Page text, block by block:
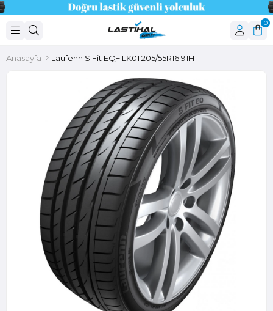
0
Anasayfa Laufenn S Fit EQ+ LK01 205/55R16 91H